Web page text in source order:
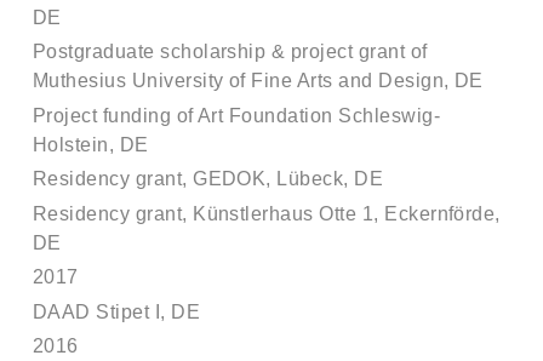
DE
Postgraduate scholarship & project grant of
Muthesius University of Fine Arts and Design, DE
Project funding of Art Foundation Schleswig-
Holstein, DE
Residency grant, GEDOK, Lübeck, DE
Residency grant, KünstlerhausOtte 1, Eckernförde,
DE
2017
DAAD Stipet I, DE
2016